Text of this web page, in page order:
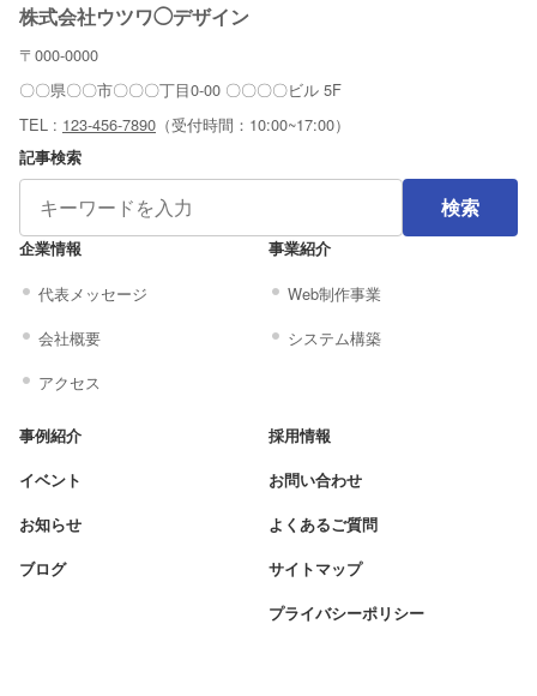
株式会社ウツワ◯デザイン
〒000-0000
〇〇県〇〇市〇〇〇丁目0-00 〇〇〇〇ビル 5F
TEL : 123-456-7890 （受付時間：10:00~17:00）
記事検索
検索
企業情報
代表メッセージ
会社概要
アクセス
事業紹介
Web制作事業
システム構築
事例紹介
イベント
お知らせ
ブログ
採用情報
お問い合わせ
よくあるご質問
サイトマップ
プライバシーポリシー